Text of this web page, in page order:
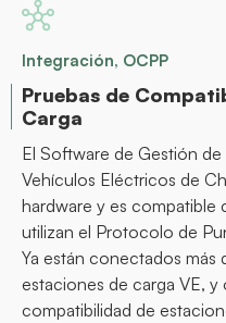
Integración, OCPP
Pruebas de
Carga
El Software de Gestión
Vehículos Eléctricos de
hardware y es compatible
utilizan el Protocolo de
Ya están conectados
estaciones de carga VE,
compatibilidad de